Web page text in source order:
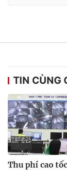
TIN CÙNG
Thu phí cao